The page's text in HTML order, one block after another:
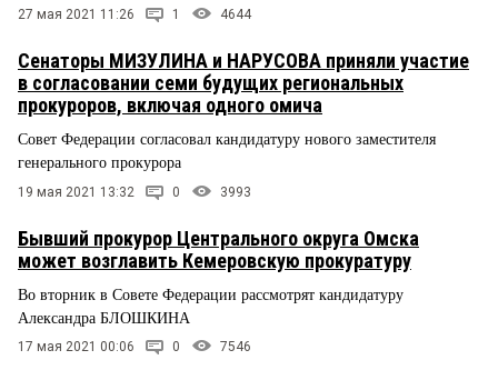
27 мая 2021 11:26 1 4644
Сенаторы МИЗУЛИНА и НАРУСОВА приняли участие
в согласовании семи будущих региональных
прокуроров, включая одного омича
Совет Федерации согласовал кандидатуру нового заместителя
генерального прокурора
19 мая 2021 13:32 0 3993
Бывший прокурор Центрального округа Омска
может возглавить Кемеровскую прокуратуру
Во вторник в Совете Федерации рассмотрят кандидатуру
Александра БЛОШКИНА
17 мая 2021 00:06 0 7546